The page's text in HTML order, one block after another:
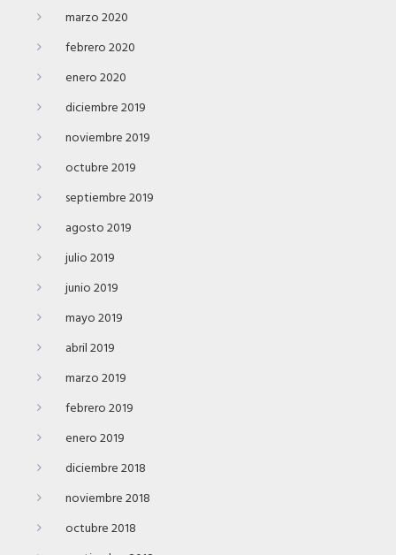
marzo 2020
febrero 2020
enero 2020
diciembre 2019
noviembre 2019
octubre 2019
septiembre 2019
agosto 2019
julio 2019
junio 2019
mayo 2019
abril 2019
marzo 2019
febrero 2019
enero 2019
diciembre 2018
noviembre 2018
octubre 2018